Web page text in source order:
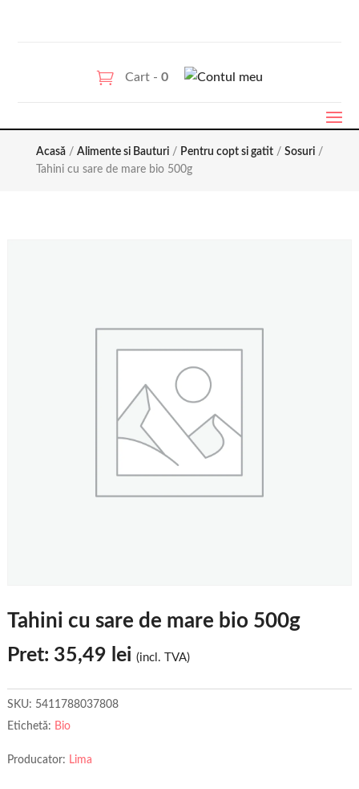
Cart - 0
Acasă/ Alimente si Bauturi/ Pentru copt si gatit/ Sosuri/
Tahini cu sare de mare bio 500g
Tahini cu sare de mare bio 500g
Pret: 35,49 lei (incl. TVA)
SKU: 5411788037808
Etichetă: Bio
Producator: Lima